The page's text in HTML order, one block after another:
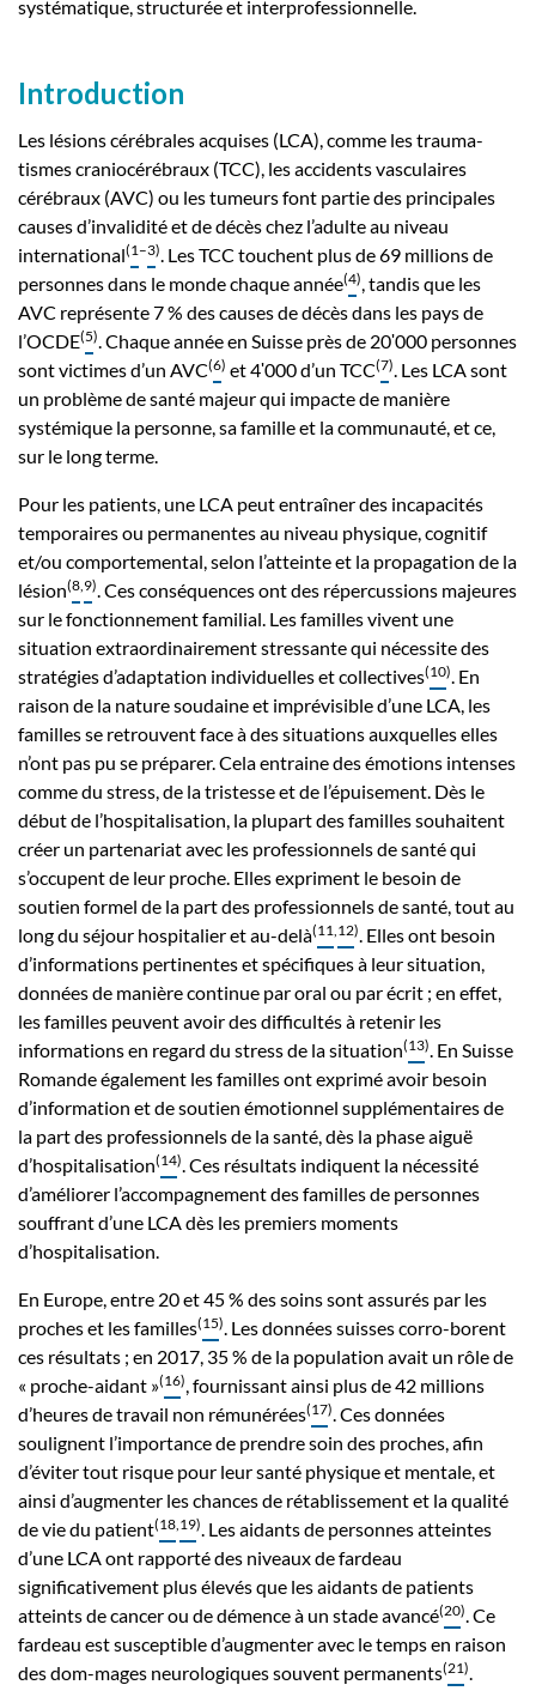
systématique, structurée et interprofessionnelle.
Introduction
Les lésions cérébrales acquises (LCA), comme les trauma-
tismes craniocérébraux (TCC), les accidents vasculaires
cérébraux (AVC) ou les tumeurs font partie des principales
causes d’invalidité et de décès chez l’adulte au niveau
international(1–3). Les TCC touchent plus de 69 millions de
personnes dans le monde chaque année(4), tandis que les
AVC représente 7 % des causes de décès dans les pays de
l’OCDE(5). Chaque année en Suisse près de 20ʹ000 personnes
sont victimes d’un AVC(6) et 4ʹ000 d’un TCC(7). Les LCA sont
un problème de santé majeur qui impacte de manière
systémique la personne, sa famille et la communauté, et ce,
sur le long terme.
Pour les patients, une LCA peut entraîner des incapacités
temporaires ou permanentes au niveau physique, cognitif
et/ou comportemental, selon l’atteinte et la propagation de la
lésion(8,9). Ces conséquences ont des répercussions majeures
sur le fonctionnement familial. Les familles vivent une
situation extraordinairement stressante qui nécessite des
stratégies d’adaptation individuelles et collectives(10). En
raison de la nature soudaine et imprévisible d’une LCA, les
familles se retrouvent face à des situations auxquelles elles
n’ont pas pu se préparer. Cela entraine des émotions intenses
comme du stress, de la tristesse et de l’épuisement. Dès le
début de l’hospitalisation, la plupart des familles souhaitent
créer un partenariat avec les professionnels de santé qui
s’occupent de leur proche. Elles expriment le besoin de
soutien formel de la part des professionnels de santé, tout au
long du séjour hospitalier et au-delà(11,12). Elles ont besoin
d’informations pertinentes et spécifiques à leur situation,
données de manière continue par oral ou par écrit ; en effet,
les familles peuvent avoir des difficultés à retenir les
informations en regard du stress de la situation(13). En Suisse
Romande également les familles ont exprimé avoir besoin
d’information et de soutien émotionnel supplémentaires de
la part des professionnels de la santé, dès la phase aiguë
d’hospitalisation(14). Ces résultats indiquent la nécessité
d’améliorer l’accompagnement des familles de personnes
souffrant d’une LCA dès les premiers moments
d’hospitalisation.
En Europe, entre 20 et 45 % des soins sont assurés par les
proches et les familles(15). Les données suisses corro-borent
ces résultats ; en 2017, 35 % de la population avait un rôle de
« proche-aidant »(16), fournissant ainsi plus de 42 millions
d’heures de travail non rémunérées(17). Ces données
soulignent l’importance de prendre soin des proches, afin
d’éviter tout risque pour leur santé physique et mentale, et
ainsi d’augmenter les chances de rétablissement et la qualité
de vie du patient(18,19). Les aidants de personnes atteintes
d’une LCA ont rapporté des niveaux de fardeau
significativement plus élevés que les aidants de patients
atteints de cancer ou de démence à un stade avancé(20). Ce
fardeau est susceptible d’augmenter avec le temps en raison
des dom-mages neurologiques souvent permanents(21).